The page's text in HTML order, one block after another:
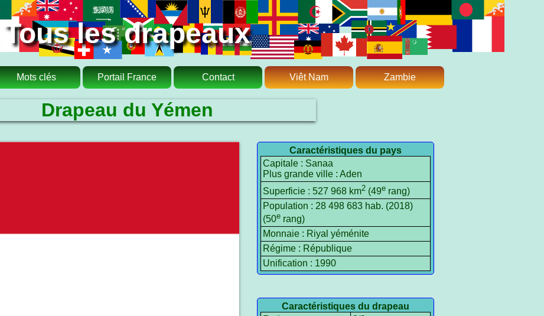
Tous les drapeaux
Mots clés Portail France Contact Viêt Nam Zambie
Drapeau du Yémen
Caractéristiques du pays
Capitale : Sanaa
Plus grande ville : Aden
Superficie : 527 968 km2(49erang)
Population : 28 498 683 hab. (2018)
(50erang)
Monnaie : Riyal yéménite
Régime : République
Unification : 1990
Caractéristiques du drapeau